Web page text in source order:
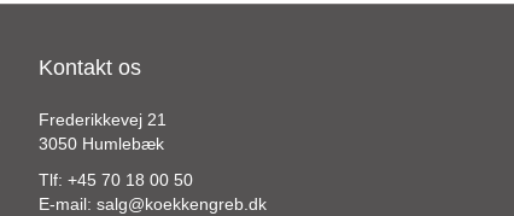
Kontakt os
Frederikkevej 21
3050 Humlebæk
Tlf: +45 70 18 00 50
E-mail: salg@koekkengreb.dk